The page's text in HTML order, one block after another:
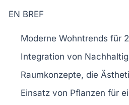
EN BREF
Moderne Wohntrends für
Integration von
Raumkonzepte, die
Einsatz von Pflanzen für